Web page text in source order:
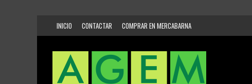
INICIO CONTACTAR COMPRAR EN MERCABARNA